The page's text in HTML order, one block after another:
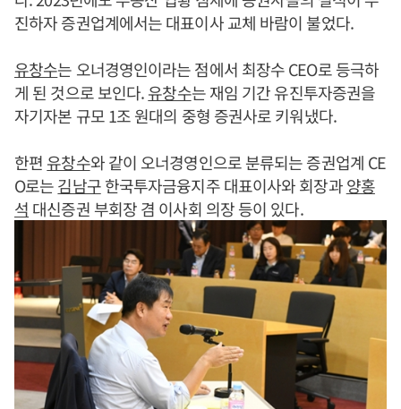
진하자 증권업계에서는 대표이사 교체 바람이 불었다.
유창수는 오너경영인이라는 점에서 최장수 CEO로 등극하
게 된 것으로 보인다.유창수는 재임 기간 유진투자증권을
자기자본 규모 1조 원대의 중형 증권사로 키워냈다.
한편 유창수와 같이 오너경영인으로 분류되는 증권업계 CE
O로는김남구한국투자금융지주 대표이사와 회장과양홍
석 대신증권 부회장 겸 이사회 의장 등이 있다.